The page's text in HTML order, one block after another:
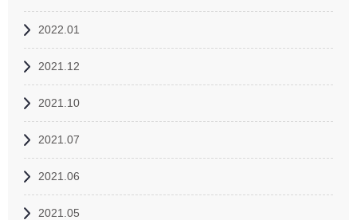
2022.01
2021.12
2021.10
2021.07
2021.06
2021.05